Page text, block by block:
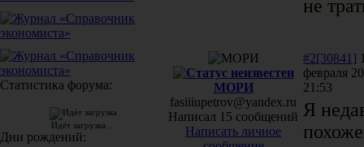
Статистика форума:
Идёт загрузка…
Дни рождений:
не
МОРИ
fasiiiupetrov@yandex.ru
Написал 15 сообщений
Написать личное
#2[30841]
февраля
21:53
Я